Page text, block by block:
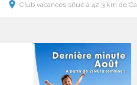
Club vacances situé à 42.3 km de